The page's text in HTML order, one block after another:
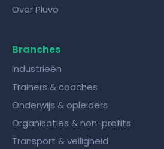
Over Pluvo
Branches
Industrieën
Trainers & coaches
Onderwijs & opleiders
Organisaties & non-profits
Transport & veiligheid